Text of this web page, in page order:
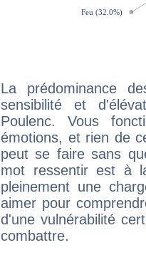
La prédominance
sensibilité et
Poulenc. Vous
émotions, et rien de
peut se faire sans
mot ressentir est à
pleinement une
aimer pour
d'une vulnérabilité
combattre.